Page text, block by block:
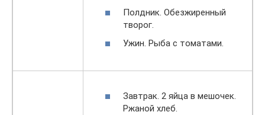
Полдник. Обезжиренный
творог.
Ужин. Рыба с томатами.
Завтрак. 2 яйца в мешочек.
Ржаной хлеб.